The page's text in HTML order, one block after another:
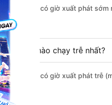
Hòa
có giờ xuất phát sớm
Hòa nào chạy trễ nhất?
Hòa
có giờ xuất phát trễ